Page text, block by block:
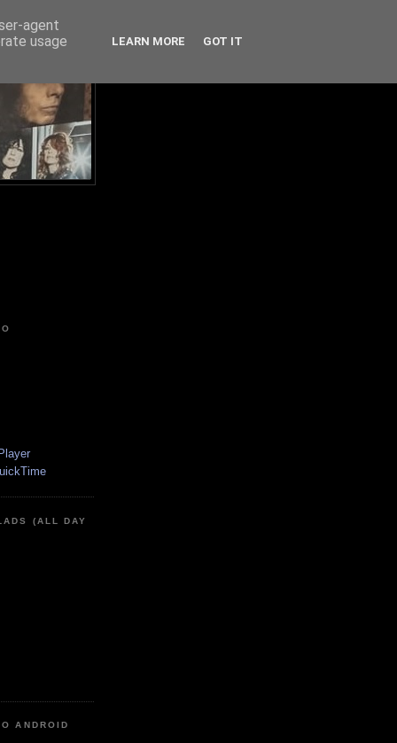
(ALL DAY
ANDROID
agent
usage
LEARN MORE GOT IT